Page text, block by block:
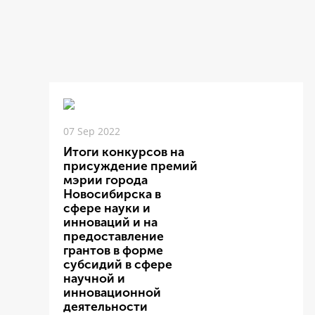
07 Sep 2022
Итоги конкурсов на
присуждение премий
мэрии города
Новосибирска в
сфере науки и
инноваций и на
предоставление
грантов в форме
субсидий в сфере
научной и
инновационной
деятельности